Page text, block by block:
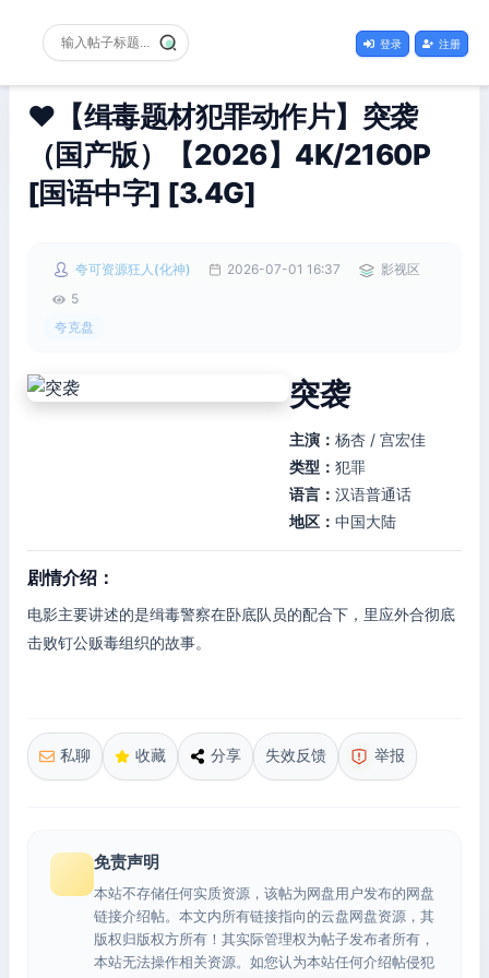
登录 注册
❤️【缉毒题材犯罪动作片】突袭
（国产版）【2026】4K/2160P
[国语中字] [3.4G]
夸可资源狂人(化神) 2026-07-01 16:37
影视区
5
夸克盘
突袭
主演： 杨杏 / 宫宏佳
类型： 犯罪
语言： 汉语普通话
地区： 中国大陆
剧情介绍：
电影主要讲述的是缉毒警察在卧底队员的配合下，里应外合彻底
击败钉公贩毒组织的故事。
私聊 收藏 分享 失效反馈 举报
免责声明
本站不存储任何实质资源，该帖为网盘用户发布的网盘
链接介绍帖。本文内所有链接指向的云盘网盘资源，其
版权归版权方所有！其实际管理权为帖子发布者所有，
本站无法操作相关资源。如您认为本站任何介绍帖侵犯